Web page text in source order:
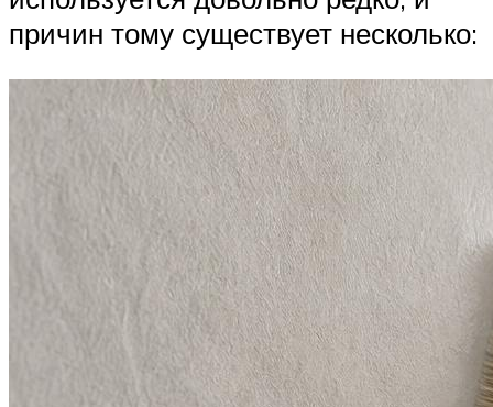
причин тому существует несколько: